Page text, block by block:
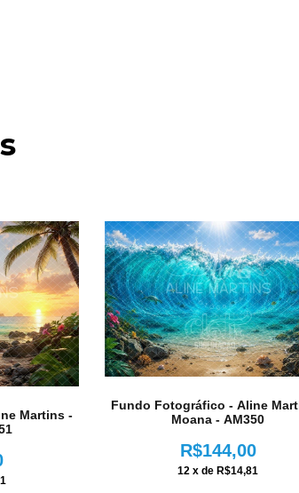
Martins -
Fundo Fotográfico - Aline
Moana - AM350
R$144,00
12 x de R$14,81